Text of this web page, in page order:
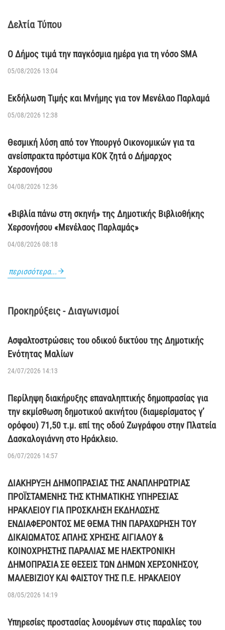
Δελτία Τύπου
Ο Δήμος τιμά την παγκόσμια ημέρα για τη νόσο SMA
05/08/2026 13:04
Εκδήλωση Τιμής και Μνήμης για τον Μενέλαο Παρλαμά
05/08/2026 12:38
Θεσμική λύση από τον Υπουργό Οικονομικών για τα
ανείσπρακτα πρόστιμα ΚΟΚ ζητά ο Δήμαρχος
Χερσονήσου
04/08/2026 12:36
«Βιβλία πάνω στη σκηνή» της Δημοτικής Βιβλιοθήκης
Χερσονήσου «Μενέλαος Παρλαμάς»
04/08/2026 08:18
περισσότερα...
Προκηρύξεις - Διαγωνισμοί
Ασφαλτοστρώσεις του οδικού δικτύου της Δημοτικής
Ενότητας Μαλίων
24/07/2026 14:13
Περίληψη διακήρυξης επαναληπτικής δημοπρασίας για
την εκμίσθωση δημοτικού ακινήτου (διαμερίσματος γ’
ορόφου) 71,50 τ.μ. επί της οδού Ζωγράφου στην Πλατεία
Δασκαλογιάννη στο Ηράκλειο.
06/07/2026 14:57
ΔΙΑΚΗΡΥΞΗ ΔΗΜΟΠΡΑΣΙΑΣ ΤΗΣ ΑΝΑΠΛΗΡΩΤΡΙΑΣ
ΠΡΟΪΣΤΑΜΕΝΗΣ ΤΗΣ ΚΤΗΜΑΤΙΚΗΣ ΥΠΗΡΕΣΙΑΣ
ΗΡΑΚΛΕΙΟΥ ΓΙΑ ΠΡΟΣΚΛΗΣΗ ΕΚΔΗΛΩΣΗΣ
ΕΝΔΙΑΦΕΡΟΝΤΟΣ ΜΕ ΘΕΜΑ ΤΗΝ ΠΑΡΑΧΩΡΗΣΗ ΤΟΥ
ΔΙΚΑΙΩΜΑΤΟΣ ΑΠΛΗΣ ΧΡΗΣΗΣ ΑΙΓΙΑΛΟΥ &
ΚΟΙΝΟΧΡΗΣΤΗΣ ΠΑΡΑΛΙΑΣ ΜΕ ΗΛΕΚΤΡΟΝΙΚΗ
ΔΗΜΟΠΡΑΣΙΑ ΣΕ ΘΕΣΕΙΣ ΤΩΝ ΔΗΜΩΝ ΧΕΡΣΟΝΗΣΟΥ,
ΜΑΛΕΒΙΖΙΟΥ ΚΑΙ ΦΑΙΣΤΟΥ ΤΗΣ Π.Ε. ΗΡΑΚΛΕΙΟΥ
08/05/2026 14:19
Υπηρεσίες προστασίας λουομένων στις παραλίες του